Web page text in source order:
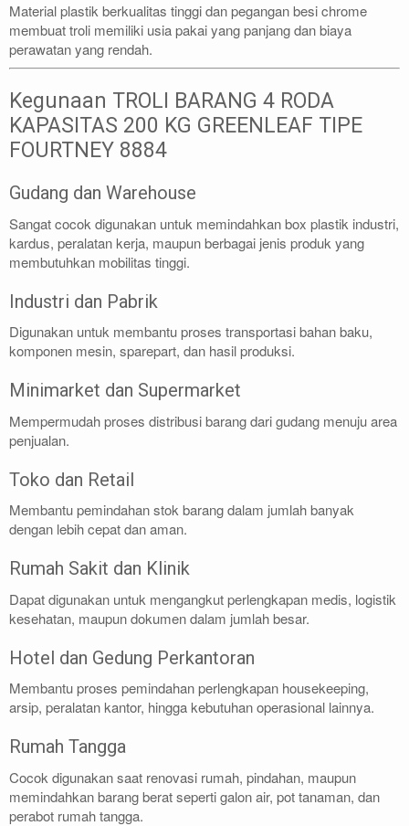
Material plastik berkualitas tinggi dan pegangan besi chrome
membuat troli memiliki usia pakai yang panjang dan biaya
perawatan yang rendah.
Kegunaan TROLI BARANG 4 RODA
KAPASITAS 200 KG GREENLEAF TIPE
FOURTNEY 8884
Gudang dan Warehouse
Sangat cocok digunakan untuk memindahkan box plastik industri,
kardus, peralatan kerja, maupun berbagai jenis produk yang
membutuhkan mobilitas tinggi.
Industri dan Pabrik
Digunakan untuk membantu proses transportasi bahan baku,
komponen mesin, sparepart, dan hasil produksi.
Minimarket dan Supermarket
Mempermudah proses distribusi barang dari gudang menuju area
penjualan.
Toko dan Retail
Membantu pemindahan stok barang dalam jumlah banyak
dengan lebih cepat dan aman.
Rumah Sakit dan Klinik
Dapat digunakan untuk mengangkut perlengkapan medis, logistik
kesehatan, maupun dokumen dalam jumlah besar.
Hotel dan Gedung Perkantoran
Membantu proses pemindahan perlengkapan housekeeping,
arsip, peralatan kantor, hingga kebutuhan operasional lainnya.
Rumah Tangga
Cocok digunakan saat renovasi rumah, pindahan, maupun
memindahkan barang berat seperti galon air, pot tanaman, dan
perabot rumah tangga.